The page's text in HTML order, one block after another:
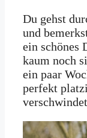
Du gehst
und
ein schönes
kaum noch
ein paar
perfekt